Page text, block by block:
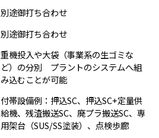
別途御打ち合わせ
別途御打ち合わせ
重機投入や大袋（事業系の生ゴミな
ど）の分別 プラントのシステムへ組
み込むことが可能
付帯設備例：押込SC、押込SC+定量供
給機、残渣搬送SC、廃プラ搬送SC、専
用架台（SUS/SS塗装）、点検歩廊